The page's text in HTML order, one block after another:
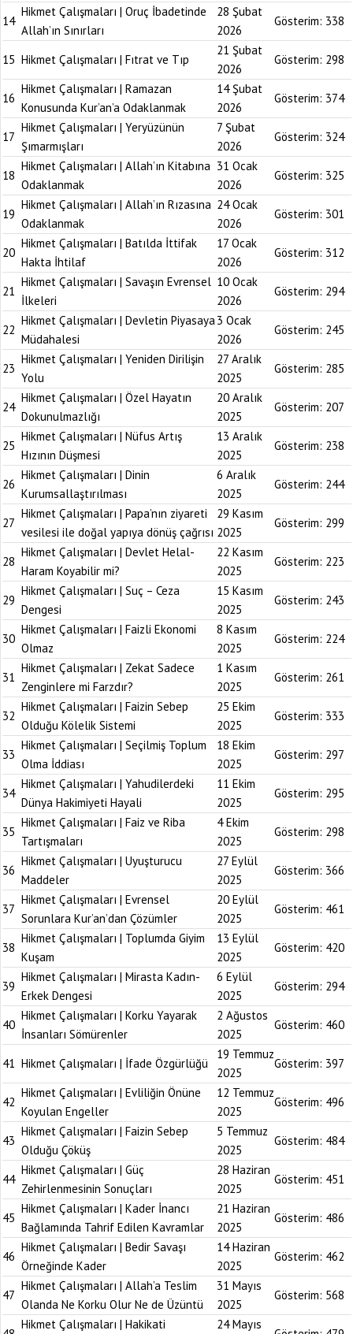
14
Hikmet Çalışmaları | Oruç İbadetinde
Allah’ın Sınırları
28 Şubat
2026
Gösterim: 338
15 Hikmet Çalışmaları | Fıtrat ve Tıp
21 Şubat
2026
Gösterim: 298
16
Hikmet Çalışmaları | Ramazan
Konusunda Kur’an’a Odaklanmak
14 Şubat
2026
Gösterim: 374
17
Hikmet Çalışmaları | Yeryüzünün
Şımarmışları
7 Şubat
2026
Gösterim: 324
18
Hikmet Çalışmaları | Allah’ın Kitabına
Odaklanmak
31 Ocak
2026
Gösterim: 325
19
Hikmet Çalışmaları | Allah’ın Rızasına
Odaklanmak
24 Ocak
2026
Gösterim: 301
20
Hikmet Çalışmaları | Batılda İttifak
Hakta İhtilaf
17 Ocak
2026
Gösterim: 312
21
Hikmet Çalışmaları | Savaşın Evrensel
İlkeleri
10 Ocak
2026
Gösterim: 294
22
Hikmet Çalışmaları | Devletin Piyasaya
Müdahalesi
3 Ocak
2026
Gösterim: 245
23
Hikmet Çalışmaları | Yeniden Dirilişin
Yolu
27 Aralık
2025
Gösterim: 285
24
Hikmet Çalışmaları | Özel Hayatın
Dokunulmazlığı
20 Aralık
2025
Gösterim: 207
25
Hikmet Çalışmaları | Nüfus Artış
Hızının Düşmesi
13 Aralık
2025
Gösterim: 238
26
Hikmet Çalışmaları | Dinin
Kurumsallaştırılması
6 Aralık
2025
Gösterim: 244
27
Hikmet Çalışmaları | Papa’nın ziyareti
vesilesi ile doğal yapıya dönüş çağrısı
29 Kasım
2025
Gösterim: 299
28
Hikmet Çalışmaları | Devlet Helal-
Haram Koyabilir mi?
22 Kasım
2025
Gösterim: 223
29
Hikmet Çalışmaları | Suç – Ceza
Dengesi
15 Kasım
2025
Gösterim: 243
30
Hikmet Çalışmaları | Faizli Ekonomi
Olmaz
8 Kasım
2025
Gösterim: 224
31
Hikmet Çalışmaları | Zekat Sadece
Zenginlere mi Farzdır?
1 Kasım
2025
Gösterim: 261
32
Hikmet Çalışmaları | Faizin Sebep
Olduğu Kölelik Sistemi
25 Ekim
2025
Gösterim: 333
33
Hikmet Çalışmaları | Seçilmiş Toplum
Olma İddiası
18 Ekim
2025
Gösterim: 297
34
Hikmet Çalışmaları | Yahudilerdeki
Dünya Hakimiyeti Hayali
11 Ekim
2025
Gösterim: 295
35
Hikmet Çalışmaları | Faiz ve Riba
Tartışmaları
4 Ekim
2025
Gösterim: 298
36
Hikmet Çalışmaları | Uyuşturucu
Maddeler
27 Eylül
2025
Gösterim: 366
37
Hikmet Çalışmaları | Evrensel
Sorunlara Kur’an’dan Çözümler
20 Eylül
2025
Gösterim: 461
38
Hikmet Çalışmaları | Toplumda Giyim
Kuşam
13 Eylül
2025
Gösterim: 420
39
Hikmet Çalışmaları | Mirasta Kadın-
Erkek Dengesi
6 Eylül
2025
Gösterim: 294
40
Hikmet Çalışmaları | Korku Yayarak
İnsanları Sömürenler
2 Ağustos
2025
Gösterim: 460
41 Hikmet Çalışmaları | İfade Özgürlüğü
19 Temmuz
2025
Gösterim: 397
42
Hikmet Çalışmaları | Evliliğin Önüne
Koyulan Engeller
12 Temmuz
2025
Gösterim: 496
43
Hikmet Çalışmaları | Faizin Sebep
Olduğu Çöküş
5 Temmuz
2025
Gösterim: 484
44
Hikmet Çalışmaları | Güç
Zehirlenmesinin Sonuçları
28 Haziran
2025
Gösterim: 451
45
Hikmet Çalışmaları | Kader İnancı
Bağlamında Tahrif Edilen Kavramlar
21 Haziran
2025
Gösterim: 486
46
Hikmet Çalışmaları | Bedir Savaşı
Örneğinde Kader
14 Haziran
2025
Gösterim: 462
47
Hikmet Çalışmaları | Allah’a Teslim
Olanda Ne Korku Olur Ne de Üzüntü
31 Mayıs
2025
Gösterim: 568
Hikmet Çalışmaları | Hakikati 24 Mayıs